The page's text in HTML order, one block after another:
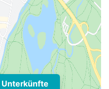
Unterkünfte